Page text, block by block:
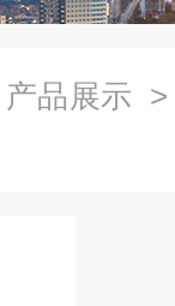
产品展示